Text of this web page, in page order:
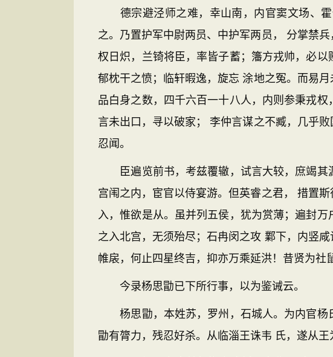
德宗避泾师之难，幸山南，内官窦文场、霍
之。乃置护军中尉两员、中护军两员， 分掌禁
权日炽，兰锜将臣，率皆子蓄；籓方戎帅，必
郁枕干之愤；临轩暇逸，旋忘 涂地之冤。而易
品白身之数，四千六百一十八人，内则参秉戎
言未出口，寻以破家； 李仲言谋之不臧，几乎
忍闻。
臣遍览前书，考兹覆辙，试言大较，庶竭其
宫闱之内，宦官以侍宴游。但英睿之君， 措置
入，惟欲是从。虽并列五侯，犹为赏薄；遍封
之入北宫，无须殆尽；石冉闵之攻 鄴下，内竖
帷扆，何止四星终吉，抑亦万乘延洪！昔贤为社
今录杨思勖已下所行事，以为鉴诫云。
杨思勖，本姓苏，罗州，石城人。为内官杨
勖有膂力，残忍好杀。从临淄王诛韦 氏，遂从王